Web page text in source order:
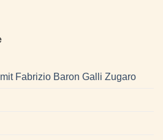
Fabrizio Baron Galli Zugaro